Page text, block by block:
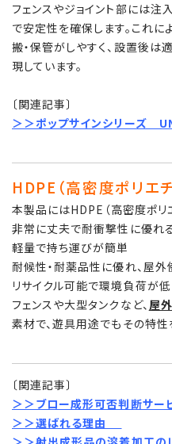
フェンスやジョイント部には注
で安定性を確保します。これに
搬・保管がしやすく、設置後
現しています。
〔関連記事〕
＞＞ポップサインシリーズ
HDPE（高密度ポリエチ
本製品にはHDPE（高密度ポリ
非常に丈夫で耐衝撃性に優れ
軽量で持ち運びが簡単
耐候性・耐薬品性に優れ、屋
リサイクル可能で環境負荷が
フェンスや大型タンクなど、屋
素材で、遊具用途でもその特性
〔関連記事〕
＞＞ブロー成形可否判断サー
＞＞選ばれる理由